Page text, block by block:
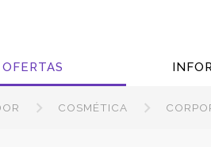
OFERTAS
COSMÉTICA